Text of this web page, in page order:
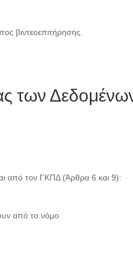
βιντεοεπιτήρησης.
των
από τον ΓΚΠΔ (Άρθρα 6 και 9):
από το νόμο